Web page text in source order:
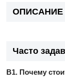
ОПИСАНИЕ
Часто
В1. Почему